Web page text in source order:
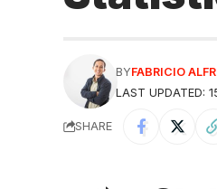
LAST UPDATED:
BYFABRICIO
SHARE